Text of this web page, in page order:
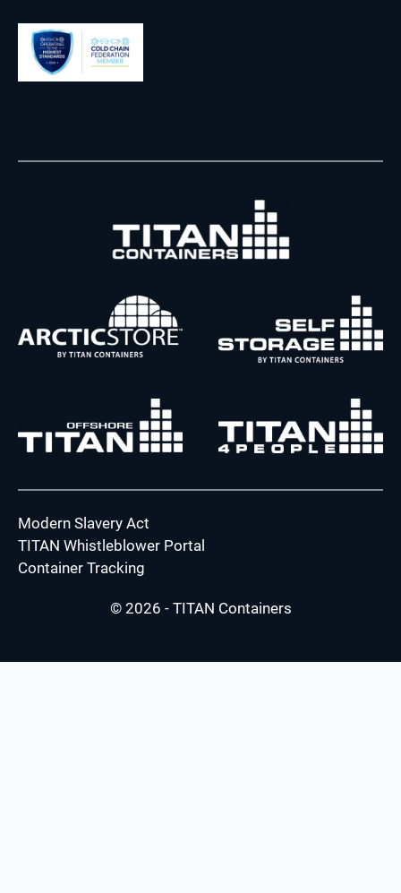
Modern Slavery Act
TITAN Whistleblower Portal
Container Tracking
© 2026 - TITAN Containers